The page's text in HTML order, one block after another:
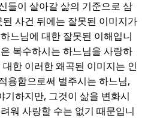
들이 살아갈 삶의 기준으로 삼
된 사건 뒤에는 잘못된 이미지가
느님에 대한 잘못된 이해입니
복수하시는 하느님을 사랑하
대한 이러한 왜곡된 이미지는 인
용함으로써 벌주시는 하느님,
기하지만, 그것이 삶을 변화시
워 사랑할 수는 없기 때문입니